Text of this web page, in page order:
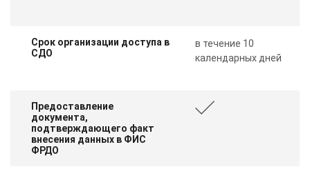
Срок организации доступа в
СДО
в течение 10
календарных дней
Предоставление
документа,
подтверждающего факт
внесения данных в ФИС
ФРДО